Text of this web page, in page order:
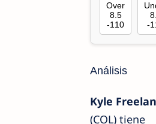
Over
8.5
-110
-
Análisis
Kyle
(COL) tiene